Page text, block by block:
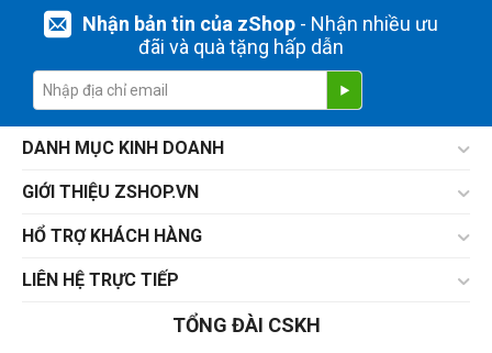
Nhận bản tin của zShop- Nhận nhiều ưu
đãi và quà tặng hấp dẫn
DANH MỤC KINH DOANH
GIỚI THIỆU ZSHOP.VN
HỔ TRỢ KHÁCH HÀNG
LIÊN HỆ TRỰC TIẾP
TỔNG ĐÀI CSKH